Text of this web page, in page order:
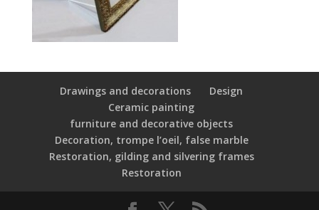
Drawings and decorations
Design
Ceramic painting
furniture and decorative objects
Decoration, trompe l’oeil, false marble
Restoration, gilding and silvering frames
Restoration